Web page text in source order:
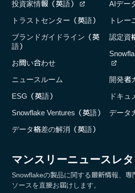
マンスリーニュースレ
Snowflakeの製品に関する最新情報、専
ソースを直接お届けします。
投資家情報（英語）
トラストセンター（英語）
ブランドガイドライン（英
語）
お問い合わせ
ニュースルーム
ESG（英語）
Snowflake Ventures（英語）
データ格差の解消（英語）
AIデー
トレー
認定資
開発者
ドキュ
データ